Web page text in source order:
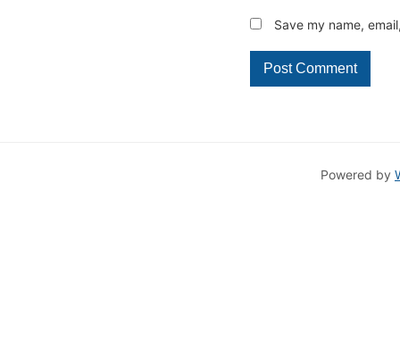
Save my name,
Powered by